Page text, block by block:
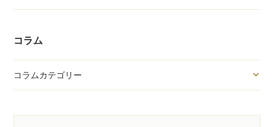
コラム
コラムカテゴリー